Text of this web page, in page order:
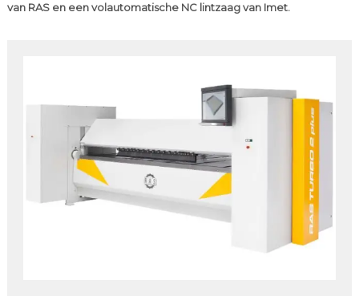
van RAS en een volautomatische NC lintzaag van Imet.